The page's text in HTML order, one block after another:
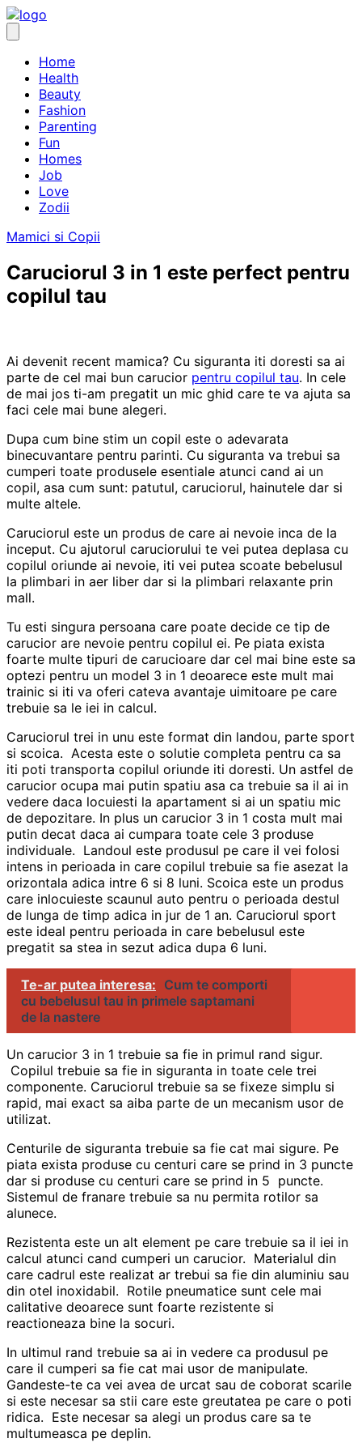
Skip
to
Home
Health
Beauty
Fashion
Parenting
Fun
Homes
Job
Love
Zodii
Mamici si Copii
Caruciorul 3 in 1 este perfect pentru
copilul tau
Ai devenit recent mamica? Cu siguranta iti doresti sa ai
parte de cel mai bun carucior pentru copilul tau. In cele
de mai jos ti-am pregatit un mic ghid care te va ajuta sa
faci cele mai bune alegeri.
Dupa cum bine stim un copil este o adevarata
binecuvantare pentru parinti. Cu siguranta va trebui sa
cumperi toate produsele esentiale atunci cand ai un
copil, asa cum sunt: patutul, caruciorul, hainutele dar si
multe altele.
Caruciorul este un produs de care ai nevoie inca de la
inceput. Cu ajutorul caruciorului te vei putea deplasa cu
copilul oriunde ai nevoie, iti vei putea scoate bebelusul
la plimbari in aer liber dar si la plimbari relaxante prin
mall.
Tu esti singura persoana care poate decide ce tip de
carucior are nevoie pentru copilul ei. Pe piata exista
foarte multe tipuri de carucioare dar cel mai bine este sa
optezi pentru un model 3 in 1 deoarece este mult mai
trainic si iti va oferi cateva avantaje uimitoare pe care
trebuie sa le iei in calcul.
Caruciorul trei in unu este format din landou, parte sport
si scoica. Acesta este o solutie completa pentru ca sa
iti poti transporta copilul oriunde iti doresti. Un astfel de
carucior ocupa mai putin spatiu asa ca trebuie sa il ai in
vedere daca locuiesti la apartament si ai un spatiu mic
de depozitare. In plus un carucior 3 in 1 costa mult mai
putin decat daca ai cumpara toate cele 3 produse
individuale. Landoul este produsul pe care il vei folosi
intens in perioada in care copilul trebuie sa fie asezat la
orizontala adica intre 6 si 8 luni. Scoica este un produs
care inlocuieste scaunul auto pentru o perioada destul
de lunga de timp adica in jur de 1 an. Caruciorul sport
este ideal pentru perioada in care bebelusul este
pregatit sa stea in sezut adica dupa 6 luni.
Te-ar putea interesa: Cum te comporti
cu bebelusul tau in primele saptamani
de la nastere
Un carucior 3 in 1 trebuie sa fie in primul rand sigur.
Copilul trebuie sa fie in siguranta in toate cele trei
componente. Caruciorul trebuie sa se fixeze simplu si
rapid, mai exact sa aiba parte de un mecanism usor de
utilizat.
Centurile de siguranta trebuie sa fie cat mai sigure. Pe
piata exista produse cu centuri care se prind in 3 puncte
dar si produse cu centuri care se prind in 5 puncte.
Sistemul de franare trebuie sa nu permita rotilor sa
alunece.
Rezistenta este un alt element pe care trebuie sa il iei in
calcul atunci cand cumperi un carucior. Materialul din
care cadrul este realizat ar trebui sa fie din aluminiu sau
din otel inoxidabil. Rotile pneumatice sunt cele mai
calitative deoarece sunt foarte rezistente si
reactioneaza bine la socuri.
In ultimul rand trebuie sa ai in vedere ca produsul pe
care il cumperi sa fie cat mai usor de manipulate.
Gandeste-te ca vei avea de urcat sau de coborat scarile
si este necesar sa stii care este greutatea pe care o poti
ridica. Este necesar sa alegi un produs care sa te
multumeasca pe deplin.